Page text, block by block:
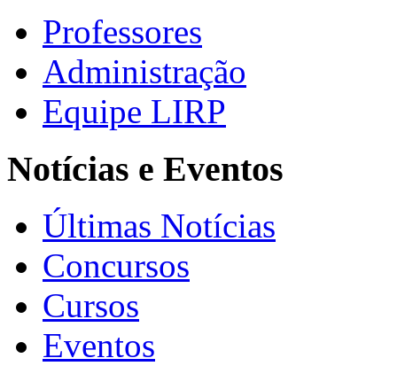
Professores
Administração
Equipe LIRP
Notícias e Eventos
Últimas Notícias
Concursos
Cursos
Eventos